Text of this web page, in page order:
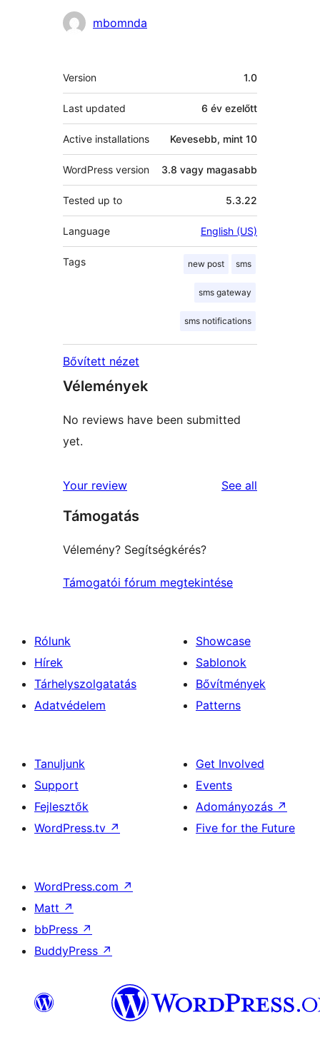
Közreműködők
mbomnda
Meta
Version 1.0
Last updated 6 év ezelőtt
Active installations Kevesebb, mint 10
WordPress version 3.8 vagy magasabb
Tested up to 5.3.22
Language English (US)
Tags new post sms
sms gateway
sms notifications
Bővített nézet
Vélemények
No reviews have been submitted
yet.
Your review See all
Támogatás
Vélemény? Segítségkérés?
Támogatói fórum megtekintése
Rólunk
Hírek
Tárhelyszolgatatás
Adatvédelem
Showcase
Sablonok
Bővítmények
Patterns
Tanuljunk
Support
Fejlesztők
WordPress.tv ↗
Get Involved
Events
Adományozás ↗
Five for the Future
WordPress.com ↗
Matt ↗
bbPress ↗
BuddyPress ↗